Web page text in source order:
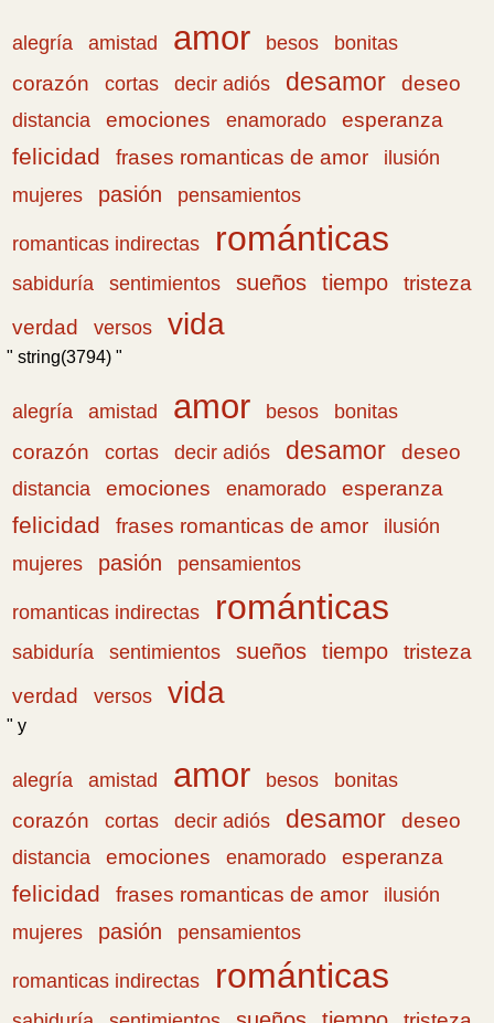
alegría amistad amor besos
bonitas
corazón
cortas decir adiós desamor deseo
distancia emociones enamorado esperanza
felicidad frases romanticas de amor
ilusión
mujeres
pasión pensamientos
romanticas indirectas románticas
sabiduría sentimientos sueños tiempo
tristeza
verdad
versos vida
" string(3794) "
alegría amistad amor besos
bonitas
corazón
cortas decir adiós desamor deseo
distancia emociones enamorado esperanza
felicidad frases romanticas de amor
ilusión
mujeres
pasión pensamientos
romanticas indirectas románticas
sabiduría sentimientos sueños tiempo
tristeza
verdad
versos vida
" y
alegría amistad amor besos
bonitas
corazón
cortas decir adiós desamor deseo
distancia emociones enamorado esperanza
felicidad frases romanticas de amor
ilusión
mujeres
pasión pensamientos
romanticas indirectas románticas